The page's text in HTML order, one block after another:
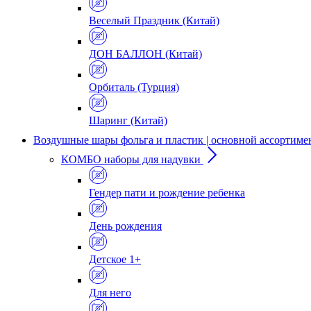
Веселый Праздник (Китай)
ДОН БАЛЛОН (Китай)
Орбиталь (Турция)
Шаринг (Китай)
Воздушные шары фольга и пластик | основной
КОМБО наборы для надувки
Гендер пати и рождение ребенка
День рождения
Детское 1+
Для него